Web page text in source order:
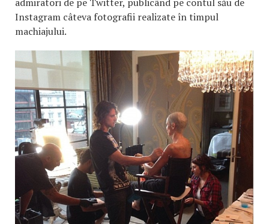
Instagram câteva fotografii realizate în timpul
machiajului.